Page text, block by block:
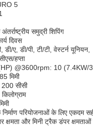
5
समुद्री शिपिंग
दिवस
ए, डी/पी, टी/टी, वेस्टर्न यूनियन,
हप्ता
@3600rpm: 10 (7.4KW/
मिमी
200 सीसी
परियोजनाओं के लिए एकदम
क्षमता और मिनी ट्रैक डंपर